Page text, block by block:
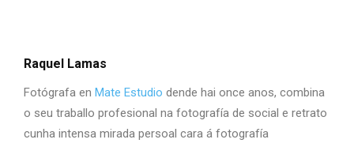
Raquel Lamas
Fotógrafa en Mate Estudio dende hai once anos, combina
o seu traballo profesional na fotografía de social e retrato
cunha intensa mirada persoal cara á fotografía